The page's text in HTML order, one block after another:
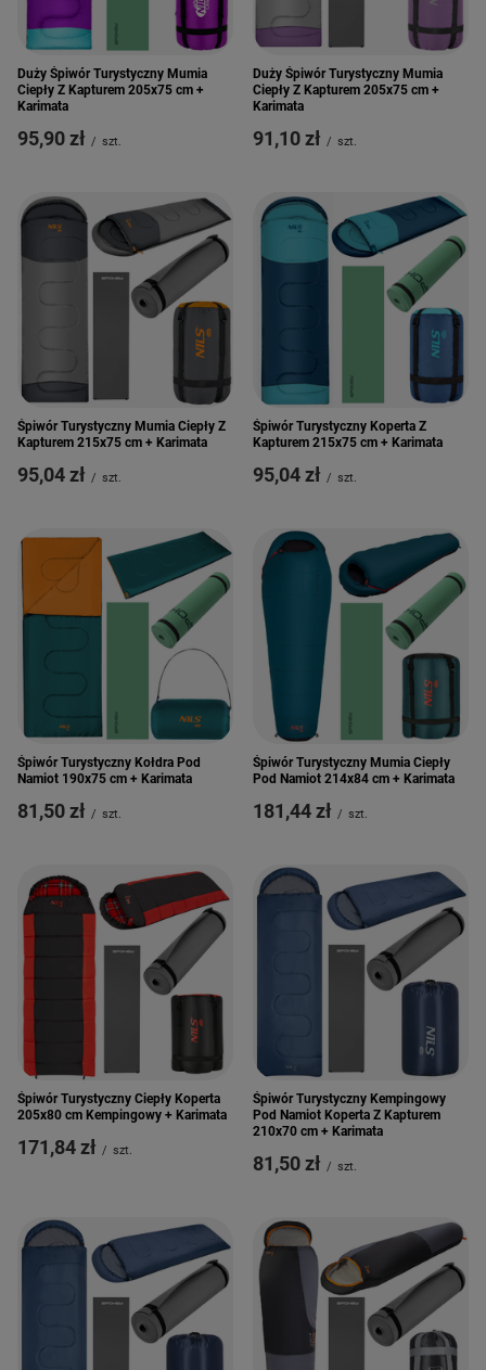
Duży Śpiwór Turystyczny Mumia
Ciepły Z Kapturem 205x75 cm +
Karimata
95,90 zł / szt.
Duży Śpiwór Turystyczny Mumia
Ciepły Z Kapturem 205x75 cm +
Karimata
91,10 zł / szt.
Śpiwór Turystyczny Mumia Ciepły Z
Kapturem 215x75 cm + Karimata
95,04 zł / szt.
Śpiwór Turystyczny Koperta Z
Kapturem 215x75 cm + Karimata
95,04 zł / szt.
Śpiwór Turystyczny Kołdra Pod
Namiot 190x75 cm + Karimata
81,50 zł / szt.
Śpiwór Turystyczny Mumia Ciepły
Pod Namiot 214x84 cm + Karimata
181,44 zł / szt.
Śpiwór Turystyczny Ciepły Koperta
205x80 cm Kempingowy + Karimata
171,84 zł / szt.
Śpiwór Turystyczny Kempingowy
Pod Namiot Koperta Z Kapturem
210x70 cm + Karimata
81,50 zł / szt.